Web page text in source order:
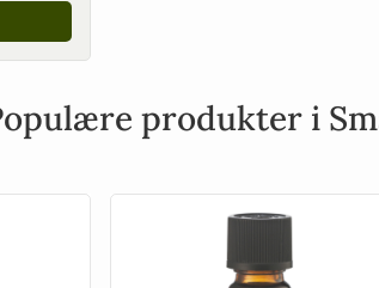
produkter i